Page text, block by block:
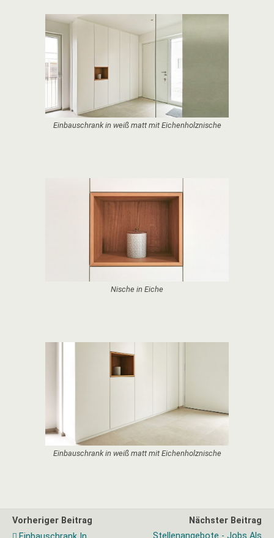
Einbauschrank in weiß matt mit Eichenholznische
Nische in Eiche
Einbauschrank in weiß matt mit Eichenholznische
Vorheriger Beitrag
Nächster Beitrag
Stellenangebote - Jobs Als